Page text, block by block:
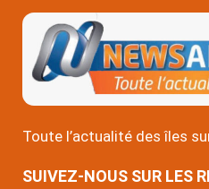
Toute l’actualité des îles
SUIVEZ-NOUS SUR LES